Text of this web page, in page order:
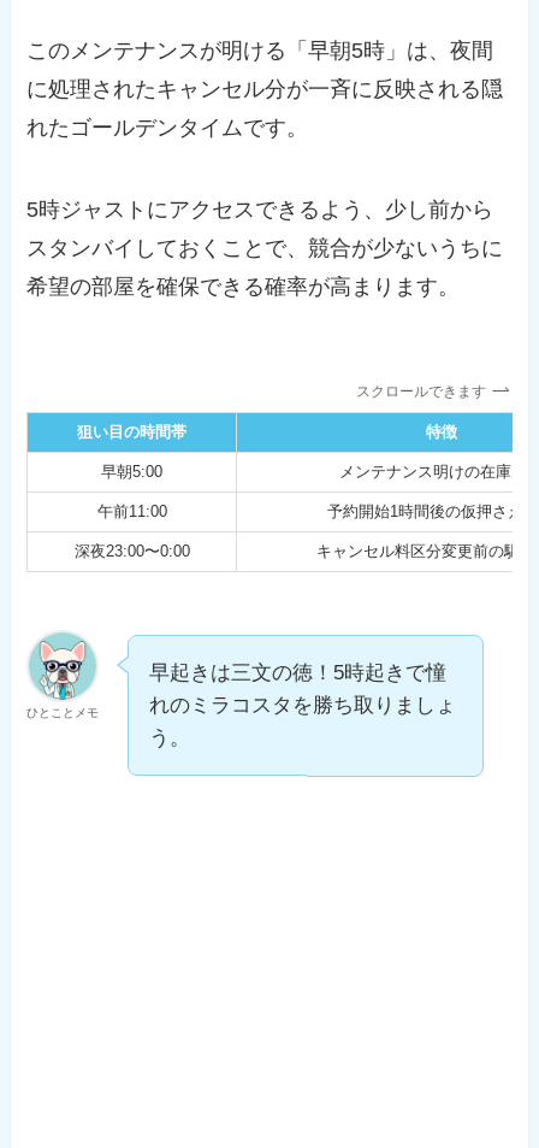
このメンテナンスが明ける「早朝5時」は、夜間
に処理されたキャンセル分が一斉に反映される隠
れたゴールデンタイムです。
5時ジャストにアクセスできるよう、少し前から
スタンバイしておくことで、競合が少ないうちに
希望の部屋を確保できる確率が高まります。
スクロールできます
狙い目の時間帯 特徴
早朝5:00 メンテナンス明けの在庫反
午前11:00 予約開始1時間後の仮押さえ
深夜23:00〜0:00 キャンセル料区分変更前の駆け
ひとことメモ
早起きは三文の徳！5時起きで憧
れのミラコスタを勝ち取りましょ
う。